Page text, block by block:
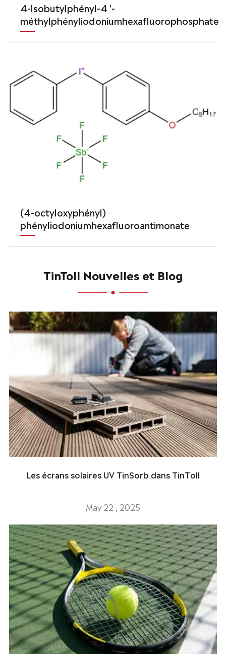
4-lsobutylphényl-4 '-
méthylphényliodoniumhexafluorophosphate
(4-octyloxyphényl)
phényliodoniumhexafluoroantimonate
TinToll Nouvelles et Blog
Les écrans solaires UV TinSorb dans TinToll
May 22 , 2025